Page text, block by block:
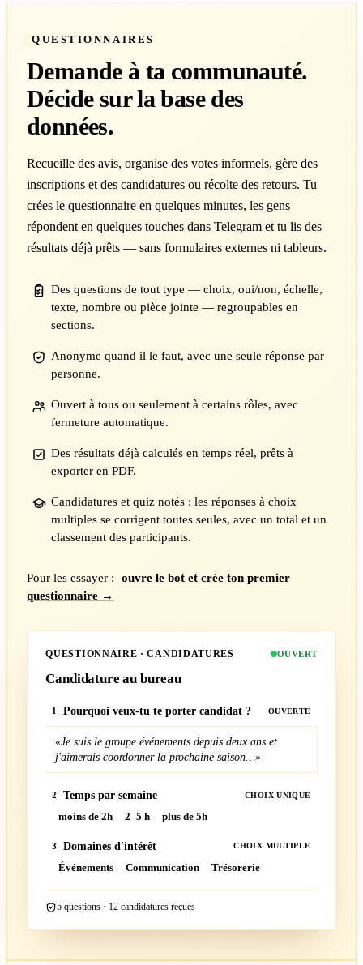
QUESTIONNAIRES
Demande à ta communauté.
Décide sur la base des
données.
Recueille des avis, organise des votes informels, gère des
inscriptions et des candidatures ou récolte des retours. Tu
crées le questionnaire en quelques minutes, les gens
répondent en quelques touches dans Telegram et tu lis des
résultats déjà prêts — sans formulaires externes ni tableurs.
Des questions de tout type — choix, oui/non, échelle,
texte, nombre ou pièce jointe — regroupables en
sections.
Anonyme quand il le faut, avec une seule réponse par
personne.
Ouvert à tous ou seulement à certains rôles, avec
fermeture automatique.
Des résultats déjà calculés en temps réel, prêts à
exporter en PDF.
Candidatures et quiz notés : les réponses à choix
multiples se corrigent toutes seules, avec un total et un
classement des participants.
Pour les essayer : ouvre le bot et crée ton premier
questionnaire →
QUESTIONNAIRE · CANDIDATURES OUVERT
Candidature au bureau
1 Pourquoi veux-tu te porter candidat ? OUVERTE
«Je suis le groupe événements depuis deux ans et
j'aimerais coordonner la prochaine saison…»
2 Temps par semaine CHOIX UNIQUE
moins de 2h 2–5 h plus de 5h
3 Domaines d'intérêt CHOIX MULTIPLE
Événements Communication Trésorerie
5 questions · 12 candidatures reçues